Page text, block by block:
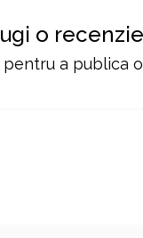
o recenzie
pentru a publica